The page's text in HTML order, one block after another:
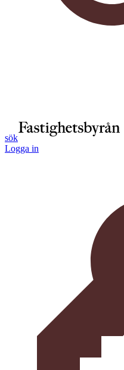
sök
Logga in